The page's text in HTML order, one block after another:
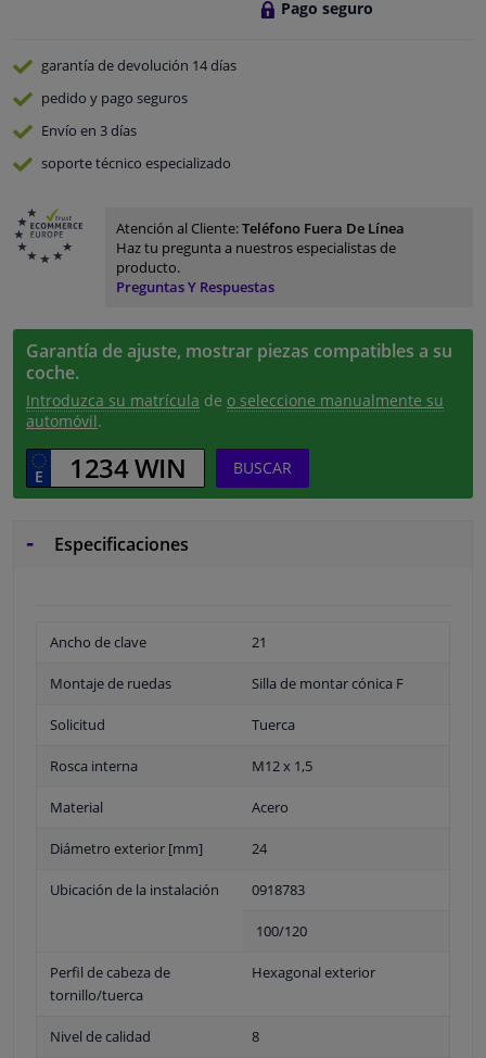
Pago seguro
garantía de devolución 14 días
pedido y pago seguros
Envío en 3 días
soporte técnico especializado
Atención al Cliente:Teléfono Fuera De Línea
Haz tu pregunta a nuestros especialistas de
producto.
Preguntas Y Respuestas
Garantía de ajuste, mostrar piezas compatibles a su
coche.
Introduzca su matrícula de o seleccione manualmente su
automóvil.
BUSCAR
Especificaciones
Ancho de clave 21
Montaje de ruedas Silla de montar cónica F
Solicitud Tuerca
Rosca interna M12 x 1,5
Material Acero
Diámetro exterior [mm] 24
Ubicación de la instalación 0918783
100/120
Perfil de cabeza de
tornillo/tuerca
Hexagonal exterior
Nivel de calidad 8